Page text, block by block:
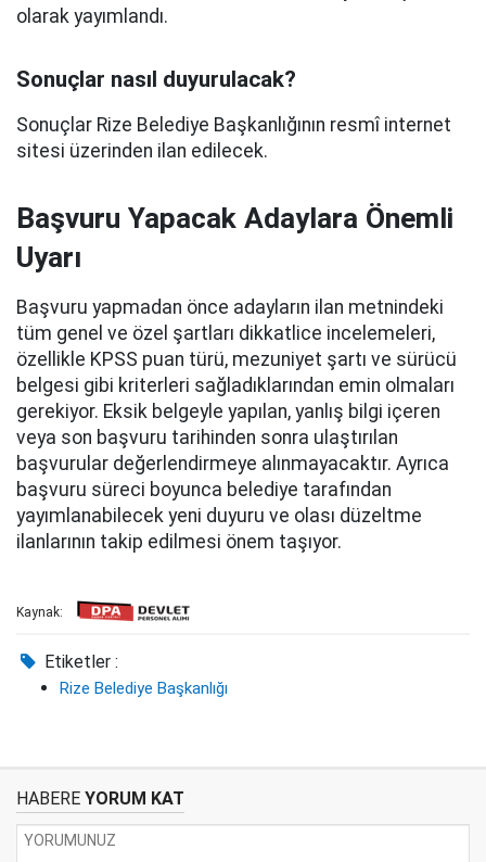
olarak yayımlandı.
Sonuçlar nasıl duyurulacak?
Sonuçlar Rize Belediye Başkanlığının resmî internet
sitesi üzerinden ilan edilecek.
Başvuru Yapacak Adaylara Önemli
Uyarı
Başvuru yapmadan önce adayların ilan metnindeki
tüm genel ve özel şartları dikkatlice incelemeleri,
özellikle KPSS puan türü, mezuniyet şartı ve sürücü
belgesi gibi kriterleri sağladıklarından emin olmaları
gerekiyor. Eksik belgeyle yapılan, yanlış bilgi içeren
veya son başvuru tarihinden sonra ulaştırılan
başvurular değerlendirmeye alınmayacaktır. Ayrıca
başvuru süreci boyunca belediye tarafından
yayımlanabilecek yeni duyuru ve olası düzeltme
ilanlarının takip edilmesi önem taşıyor.
Kaynak:
Etiketler :
Rize Belediye Başkanlığı
HABERE YORUM KAT